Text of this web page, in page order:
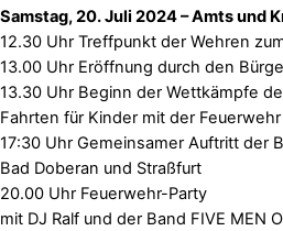
Samstag, 20. Juli 2024 – Amts und
12.30 Uhr Treffpunkt der Wehren
13.00 Uhr Eröffnung durch den
13.30 Uhr Beginn der Wettkämpfe
Fahrten für Kinder mit der Feuerwehr
17:30 Uhr Gemeinsamer Auftritt der
Bad Doberan und Straßfurt
20.00 Uhr Feuerwehr-Party
mit DJ Ralf und der Band FIVE MEN